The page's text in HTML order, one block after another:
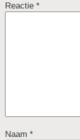
Reactie *
Naam *